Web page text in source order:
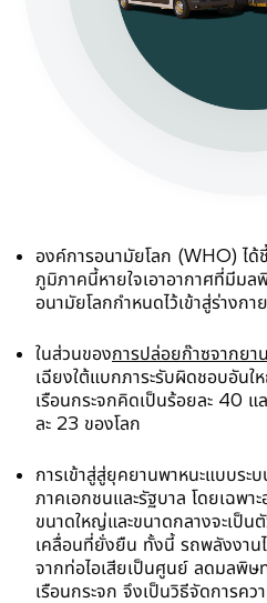
องค์การอนามัยโลก (WHO) ได้ชี้
ภูมิภาคนี้หายใจเอาอากาศที่มีม
อนามัยโลกกำหนดไว้เข้าสู่ร่างกาย
ในส่วนของการปล่อยก๊าซจากยา
เฉียงใต้แบกภาระรับผิดชอบอันใ
เรือนกระจกคิดเป็นร้อยละ 40 แ
ละ 23 ของโลก
การเข้าสู่สู่ยุคยานพาหนะแบบร
ภาคเอกชนและรัฐบาล โดยเฉพ
ขนาดใหญ่และขนาดกลางจะเป็น
เคลื่อนที่ยั่งยืน ทั้งนี้ รถพลังงา
จากท่อไอเสียเป็นศูนย์ ลดมลพิษ
เรือนกระจก จึงเป็นวิธีจัดการค